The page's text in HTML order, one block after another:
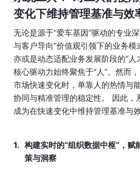
变化下维持管理基准与效
无论是源于“爱车基因”驱动的专业
与客户导向”价值观引领下的业务模
亦或是动态适配业务发展阶段的“人
核心驱动力始终聚焦于“人”。然而
市场快速变化时，单靠人的热情与
协同与精准管理的稳定性。 因此，
成为在快速变化中维持管理基准与
构建实时的“组织数据中枢”，赋
策与洞察